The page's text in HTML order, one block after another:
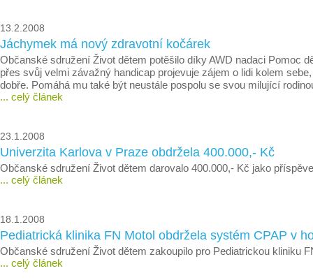
13.2.2008
Jáchymek má nový zdravotní kočárek
Občanské sdružení Život dětem potěšilo díky AWD nadaci Pomoc
přes svůj velmi závažný handicap projevuje zájem o lidi kolem
dobře. Pomáhá mu také být neustále pospolu se svou milující
... celý článek
23.1.2008
Univerzita Karlova v Praze obdržela 400.000,- Kč
Občanské sdružení Život dětem darovalo 400.000,- Kč jako
... celý článek
18.1.2008
Pediatrická klinika FN Motol obdržela systém CPAP v
Občanské sdružení Život dětem zakoupilo pro Pediatrickou kliniku
... celý článek